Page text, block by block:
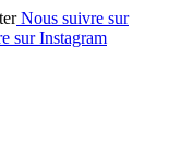
Nous suivre sur
sur Instagram